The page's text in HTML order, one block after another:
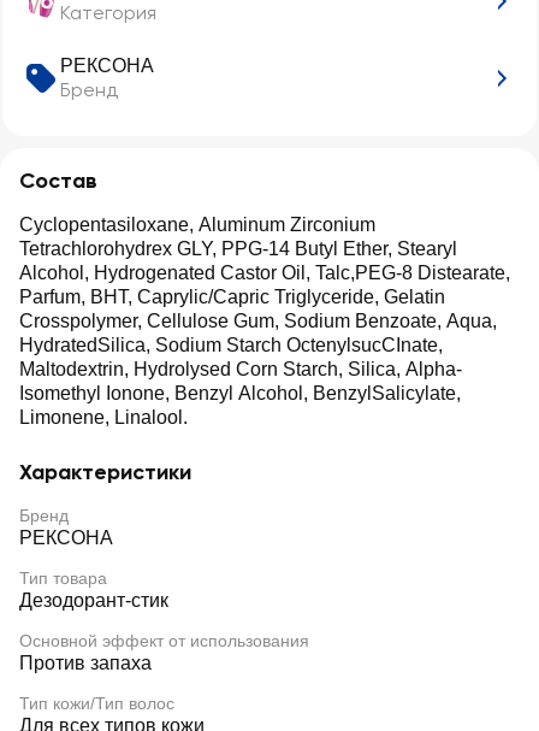
Категория
РЕКСОНА
Бренд
Состав
Cyclopentasiloxane, Aluminum Zirconium
Tetrachlorohydrex GLY, PPG-14 Butyl Ether, Stearyl
Alcohol, Hydrogenated Castor Oil, Talc,PEG-8 Distearate,
Parfum, BHT, Caprylic/Capric Triglyceride, Gelatin
Crosspolymer, Cellulose Gum, Sodium Benzoate, Aqua,
HydratedSilica, Sodium Starch OctenylsucCInate,
Maltodextrin, Hydrolysed Corn Starch, Silica, Alpha-
Isomethyl Ionone, Benzyl Alcohol, BenzylSalicylate,
Limonene, Linalool.
Характеристики
Бренд
РЕКСОНА
Тип товара
Дезодорант-стик
Основной эффект от использования
Против запаха
Тип кожи/Тип волос
Для всех типов кожи